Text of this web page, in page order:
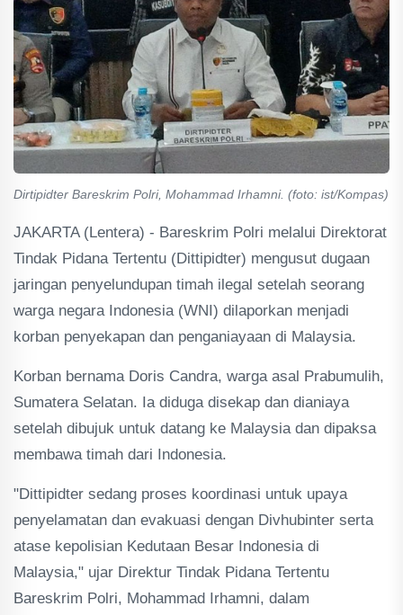
Dirtipidter Bareskrim Polri, Mohammad Irhamni. (foto: ist/Kompas)
JAKARTA (Lentera) - Bareskrim Polri melalui Direktorat
Tindak Pidana Tertentu (Dittipidter) mengusut dugaan
jaringan penyelundupan timah ilegal setelah seorang
warga negara Indonesia (WNI) dilaporkan menjadi
korban penyekapan dan penganiayaan di Malaysia.
Korban bernama Doris Candra, warga asal Prabumulih,
Sumatera Selatan. Ia diduga disekap dan dianiaya
setelah dibujuk untuk datang ke Malaysia dan dipaksa
membawa timah dari Indonesia.
"Dittipidter sedang proses koordinasi untuk upaya
penyelamatan dan evakuasi dengan Divhubinter serta
atase kepolisian Kedutaan Besar Indonesia di
Malaysia," ujar Direktur Tindak Pidana Tertentu
Bareskrim Polri, Mohammad Irhamni, dalam